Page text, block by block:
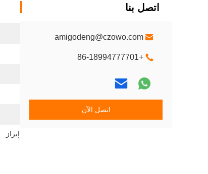
اتصل بنا
amigodeng@czowo.com
+86-18994777701
اتصل الآن
إبراز: